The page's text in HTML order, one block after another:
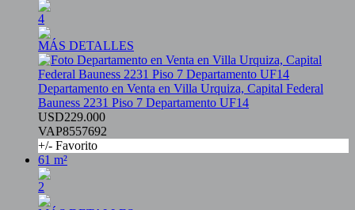
4
MÁS DETALLES
Departamento en Venta en Villa Urquiza, Capital Federal
Bauness 2231 Piso 7 Departamento UF14
USD229.000
VAP8557692
+/- Favorito
61 m²
2